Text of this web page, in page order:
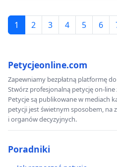
1 2 3 4 5 6
Petycjeonline.com
Zapewniamy bezpłatną platformę
Stwórz profesjonalną petycję on-
Petycje są publikowane w mediach
petycji jest świetnym sposobem, na
i organów decyzyjnych.
Poradniki